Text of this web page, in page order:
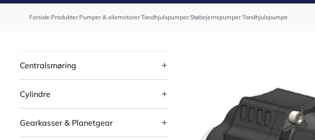
Forside/Produkter/Pumper & oliemotorer/Tandhjulspumper/Støbejernspumper/Tandhjulspumpe
Centralsmøring
Cylindre
Gearkasser & Planetgear